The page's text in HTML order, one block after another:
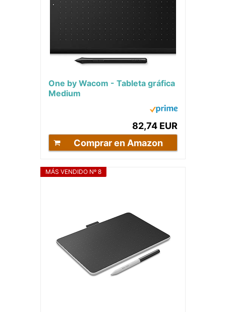
One by Wacom - Tableta gráfica
Medium
82,74 EUR
Comprar en Amazon
MÁS VENDIDO Nº 8